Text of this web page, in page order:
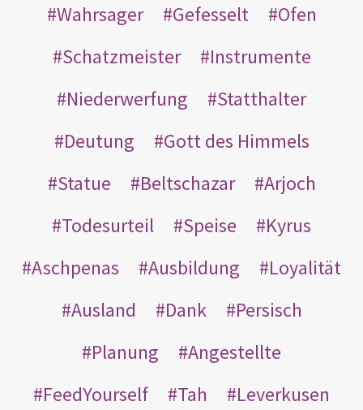
Wahrsager
Gefesselt
Ofen
Schatzmeister
Instrumente
Niederwerfung
Statthalter
Deutung
Gott des Himmels
Statue
Beltschazar
Arjoch
Todesurteil
Speise
Kyrus
Aschpenas
Ausbildung
Loyalität
Ausland
Dank
Persisch
Planung
Angestellte
FeedYourself
Tah
Leverkusen